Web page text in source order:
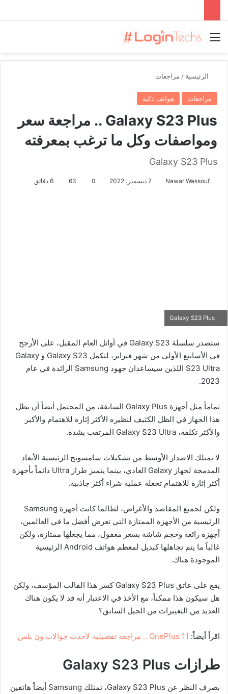
القائمة
الرئيسية / مراجعات
مراجعات هواتف ذكية
Galaxy S23 Plus .. مراجعة سعر
ومواصفات وكل ما ترغب بمعرفته
Galaxy S23 Plus
Nawar Wassouf 7 ديسمبر، 2022 0
63
ستصدر سلسلة Galaxy S23 في أوائل العام المقبل، على الأرجح
في الأسابيع الأولى من شهر فبراير، لتكمل Galaxy S23 و Galaxy
S23 Ultra اللذين سيساعدان جهود Samsung الرائدة في عام
2023.
تماماً مثل أجهزة Galaxy Plus السابقة، من المحتمل أيضاً أن يظل
هذا الجهاز في الظل الكثيف لنظيره الأكثر إثارة للاهتمام والأكبر
والأكثر تكلفة، Galaxy S23 Ultra المرتقب بشدة.
لا يمتلك الاصدار الأوسط من تشكيلات سامسونج الرئيسية الأبعاد
المدمجة لجهاز Galaxy العادي، بينما يتميز طراز Ultra دائماً بأجهزة
أكثر إثارة للاهتمام تجعله عملية شراء أكثر جاذبية.
ولكن لجميع المقاصد والأغراض، لطالما كانت أجهزة Samsung
الرئيسية من الأجهزة الممتازة التي تعرض أفضل ما في العالمين،
أجهزة رائعة وحجم شاشة بسعر معقول، مما يجعلها ممتازة، ولكن
غالباً ما يتم تجاهلها كبديل لمعظم هواتف Android الرئيسية
الموجودة هناك.
يقع على عاتق Galaxy S23 Plus كسر هذا القالب المؤسف، ولكن
هل سيكون هذا ممكناً، مع الأخذ في الاعتبار أنه قد لا يكون هناك
العديد من التغييرات من الجيل السابق؟
اقرأ أيضاً: OnePlus 11 .. مراجعة تفصيلية لأحدث جوالات ون بلس
طرازات Galaxy S23 Plus
بصرف النظر عن Galaxy S23 Plus، تمتلك Samsung أيضاً هاتفين